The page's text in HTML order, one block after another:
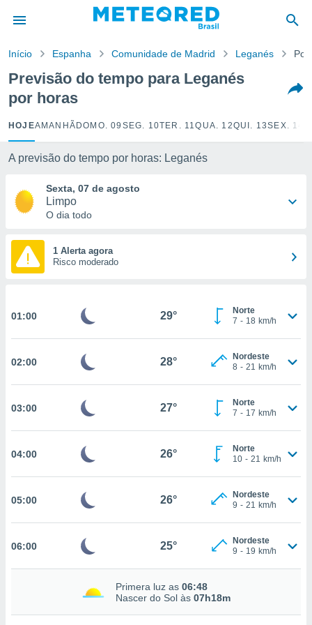
da
por
para
fornecidas
a este
e
digital
de alta
botão
ao
ou
no
ACEITAR
Início Espanha Comunidade de Madrid Leganés Por
Previsão do tempo para Leganés
por horas
HOJEAMANHÃ DOMO. 09 SEG. 10TER. 11QUA. 12QUI. 13SEX. 14
A previsão do tempo por horas: Leganés
Sexta, 07 de agosto
Limpo
O dia todo
1 Alerta agora
Risco moderado
01:00 29°
Norte
7 - 18 km/h
02:00 28°
Nordeste
8 - 21 km/h
03:00 27°
Norte
7 - 17 km/h
04:00 26°
Norte
10 - 21 km/h
05:00 26°
Nordeste
9 - 21 km/h
06:00 25°
Nordeste
9 - 19 km/h
Primera luz as 06:48
Nascer do Sol às 07h18m